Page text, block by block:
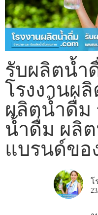
รับผลิตน้ำ
โรงงานผ
ผลิตน้ำดื่ม
น้ำดื่ม ผลิ
แบรนด์ขอ
โ